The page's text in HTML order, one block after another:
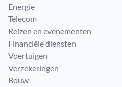
Energie
Telecom
Reizen en evenementen
Financiële diensten
Voertuigen
Verzekeringen
Bouw